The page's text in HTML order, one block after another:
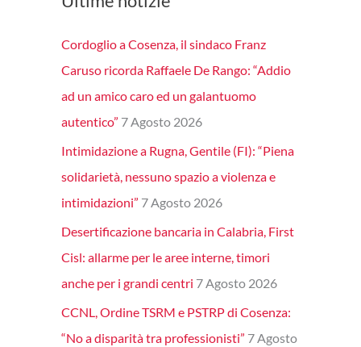
Cordoglio a Cosenza, il sindaco Franz
Caruso ricorda Raffaele De Rango: “Addio
ad un amico caro ed un galantuomo
autentico” 7 Agosto 2026
Intimidazione a Rugna, Gentile (FI): “Piena
solidarietà, nessuno spazio a violenza e
intimidazioni” 7 Agosto 2026
Desertificazione bancaria in Calabria, First
Cisl: allarme per le aree interne, timori
anche per i grandi centri 7 Agosto 2026
CCNL, Ordine TSRM e PSTRP di Cosenza:
“No a disparità tra professionisti” 7 Agosto